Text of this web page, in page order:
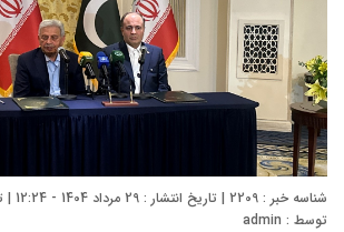
شناسه خبر : 2209 | تاریخ انتشار : 29 مرداد 1404 - 12:24 | تعداد دیدگاه :
توسط : admin